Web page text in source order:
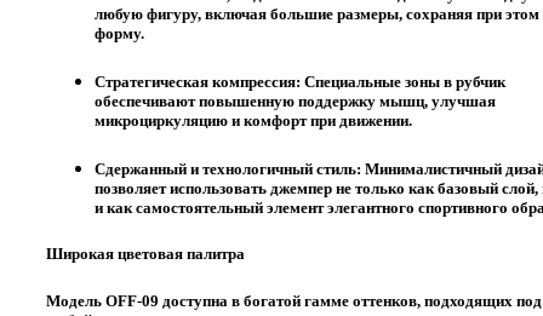
любую фигуру, включая большие размеры, сохраняя при этом
форму.
Стратегическая компрессия: Специальные зоны в рубчик
обеспечивают повышенную поддержку мышц, улучшая
микроциркуляцию и комфорт при движении.
Сдержанный и технологичный стиль: Минималистичный
позволяет использовать джемпер не только как базовый слой,
и как самостоятельный элемент элегантного спортивного
Широкая цветовая палитра
Модель OFF-09 доступна в богатой гамме оттенков, подходящих под